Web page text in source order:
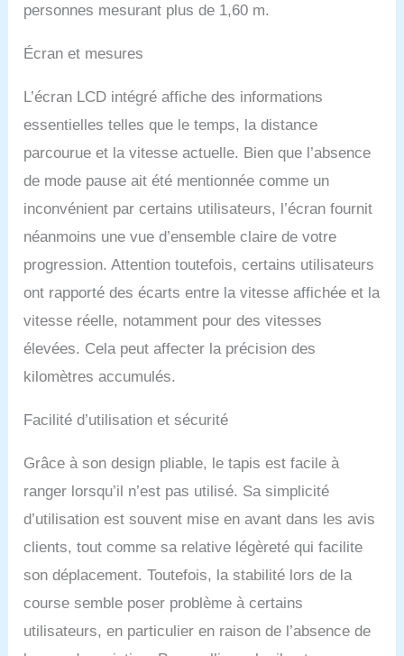
personnes mesurant plus de 1,60 m.
Écran et mesures
L’écran LCD intégré affiche des informations
essentielles telles que le temps, la distance
parcourue et la vitesse actuelle. Bien que l’absence
de mode pause ait été mentionnée comme un
inconvénient par certains utilisateurs, l’écran fournit
néanmoins une vue d’ensemble claire de votre
progression. Attention toutefois, certains utilisateurs
ont rapporté des écarts entre la vitesse affichée et la
vitesse réelle, notamment pour des vitesses
élevées. Cela peut affecter la précision des
kilomètres accumulés.
Facilité d’utilisation et sécurité
Grâce à son design pliable, le tapis est facile à
ranger lorsqu’il n’est pas utilisé. Sa simplicité
d’utilisation est souvent mise en avant dans les avis
clients, tout comme sa relative légèreté qui facilite
son déplacement. Toutefois, la stabilité lors de la
course semble poser problème à certains
utilisateurs, en particulier en raison de l’absence de